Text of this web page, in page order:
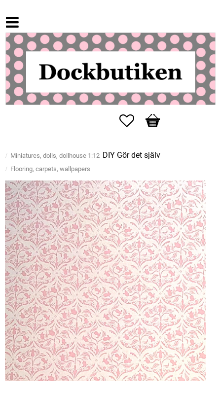
Favorites
Basket
Miniatures, dolls, dollhouse 1:12 DIY Gör det själv
Flooring, carpets, wallpapers